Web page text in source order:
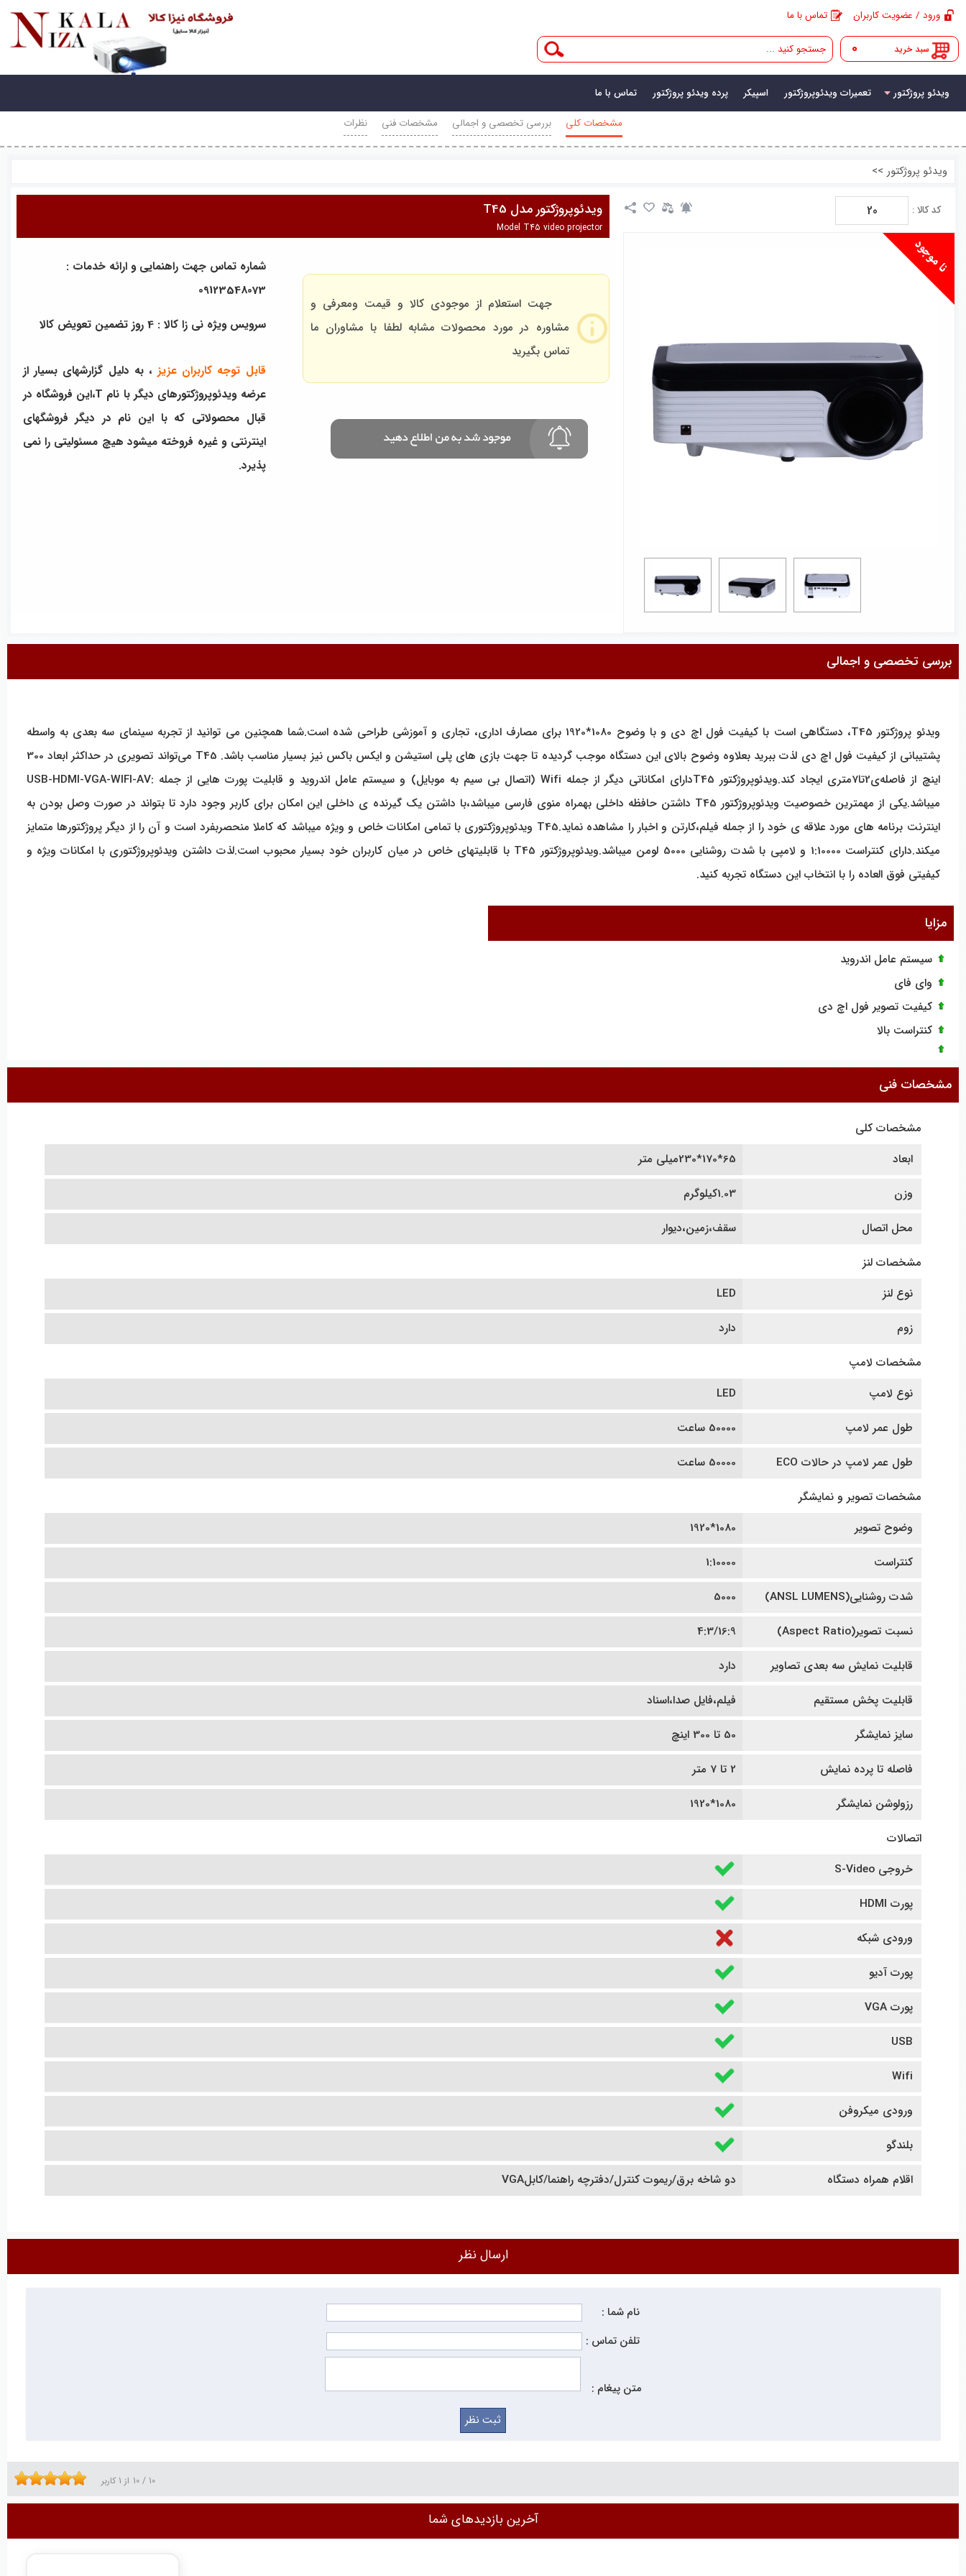
ورود / عضویت کاربران تماس با ما
سبد خرید 0
ویدئو پروژکتور تعمیرات ویدئوپروژکتور اسپیکر پرده ویدئو پروژکتور
تماس با ما
مشخصات کلی
بررسی تخصصی و اجمالی مشخصات فنی نظرات
ویدئو پروژکتور >>
کد کالا : 20 ویدئوپروژکتور مدل T45
Model T45 video projector
جهت استعلام از موجودی کالا و قیمت ومعرفی و
مشاوره در مورد محصولات مشابه لطفا با مشاوران ما
تماس بگیرید
شماره تماس جهت راهنمایی و ارائه خدمات :
09123548073
سرویس ویژه نی زا کالا : 4 روز تضمین تعویض کالا
قابل توجه کاربران عزیز ، به دلیل گزارشهای بسیار از
عرضه ویدئوپروژکتورهای دیگر با نام T،این فروشگاه در
قبال محصولاتی که با این نام در دیگر فروشگهای
اینترنتی و غیره فروخته میشود هیچ مسئولیتی را نمی
پذیرد.
بررسی تخصصی و اجمالی
ویدئو پروژکتور T45، دستگاهی است با کیفیت فول اچ دی و با وضوح 1080*1920 برای مصارف اداری، تجاری و آموزشی طراحی شده است.شما همچنین می توانید از تجربه سینمای سه بعدی به واسطه
پشتیبانی از کیفیت فول اچ دی لذت ببرید بعلاوه وضوح بالای این دستگاه موجب گردیده تا جهت بازی های پلی استیشن و ایکس باکس نیز بسیار مناسب باشد. T45 می‌تواند تصویری در حداکثر ابعاد 300
اینچ از فاصله‌ی2تا7متری ایجاد کند.ویدئوپروژکتور T45دارای امکاناتی دیگر از جمله Wifi (اتصال بی سیم به موبایل) و سیستم عامل اندروید و قابلیت پورت هایی از جمله :USB-HDMI-VGA-WIFI-AV
میباشد.یکی از مهمترین خصوصیت ویدئوپروژکتور T45 داشتن حافظه داخلی بهمراه منوی فارسی میباشد،با داشتن یک گیرنده ی داخلی این امکان برای کاربر وجود دارد تا بتواند در صورت وصل بودن به
اینترنت برنامه های مورد علاقه ی خود را از جمله فیلم،کارتن و اخبار را مشاهده نماید.T45 ویدئوپروژکتوری با تمامی امکانات خاص و ویژه میباشد که کاملا منحصربفرد است و آن را از دیگر پروژکتورها متمایز
میکند.دارای کنتراست 1:10000 و لامپی با شدت روشنایی 5000 لومن میباشد.ویدئوپروژکتور T45 با قابلیتهای خاص در میان کاربران خود بسیار محبوب است.لذت داشتن ویدئوپروژکتوری با امکانات ویژه و
کیفیتی فوق العاده را با انتخاب این دستگاه تجربه کنید.
مزایا
سیستم عامل اندروید
وای فای
کیفیت تصویر فول اچ دی
کنتراست بالا
مشخصات فنی
مشخصات کلی
ابعاد
65*170*230میلی متر
وزن
1.03کیلوگرم
محل اتصال
سقف،زمین،دیوار
مشخصات لنز
نوع لنز
LED
زوم
دارد
مشخصات لامپ
نوع لامپ
LED
طول عمر لامپ
50000 ساعت
طول عمر لامپ در حالات ECO
50000 ساعت
مشخصات تصویر و نمایشگر
وضوح تصویر
1080*1920
کنتراست
1:10000
شدت روشنایی(ANSL LUMENS)
5000
نسبت تصویر(Aspect Ratio)
4:3/16:9
قابلیت نمایش سه بعدی تصاویر
دارد
قابلیت پخش مستقیم
فیلم،فایل صدا،اسناد
سایز نمایشگر
50 تا 300 اینچ
فاصله تا پرده نمایش
2 تا 7 متر
رزولوشن نمایشگر
1080*1920
اتصالات
خروجی S-Video
پورت HDMI
ورودی شبکه
پورت آدیو
پورت VGA
USB
Wifi
ورودی میکروفن
بلندگو
اقلام همراه دستگاه
دو شاخه برق/ریموت کنترل/دفترچه راهنما/کابلVGA
ارسال نظر
نام شما :
تلفن تماس :
متن پیغام :
10 / 10 از 1 کاربر
آخرین بازدیدهای شما